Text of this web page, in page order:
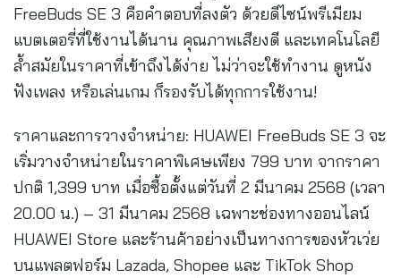
FreeBuds SE 3 คือคำตอบที่ลงตัว ด้วยดีไซน์พรีเมียม
แบตเตอรี่ที่ใช้งานได้นาน คุณภาพเสียงดี และเทคโนโลยี
ล้ำสมัยในราคาที่เข้าถึงได้ง่าย ไม่ว่าจะใช้ทำงาน ดูหนัง
ฟังเพลง หรือเล่นเกม ก็รองรับได้ทุกการใช้งาน!
ราคาและการวางจำหน่าย: HUAWEI FreeBuds SE 3 จะ
เริ่มวางจำหน่ายในราคาพิเศษเพียง 799 บาท จากราคา
ปกติ 1,399 บาท เมื่อซื้อตั้งแต่วันที่ 2 มีนาคม 2568 (เวลา
20.00 น.) – 31 มีนาคม 2568 เฉพาะช่องทางออนไลน์
HUAWEI Store และร้านค้าอย่างเป็นทางการของหัวเว่ย
บนแพลตฟอร์ม Lazada, Shopee และ TikTok Shop